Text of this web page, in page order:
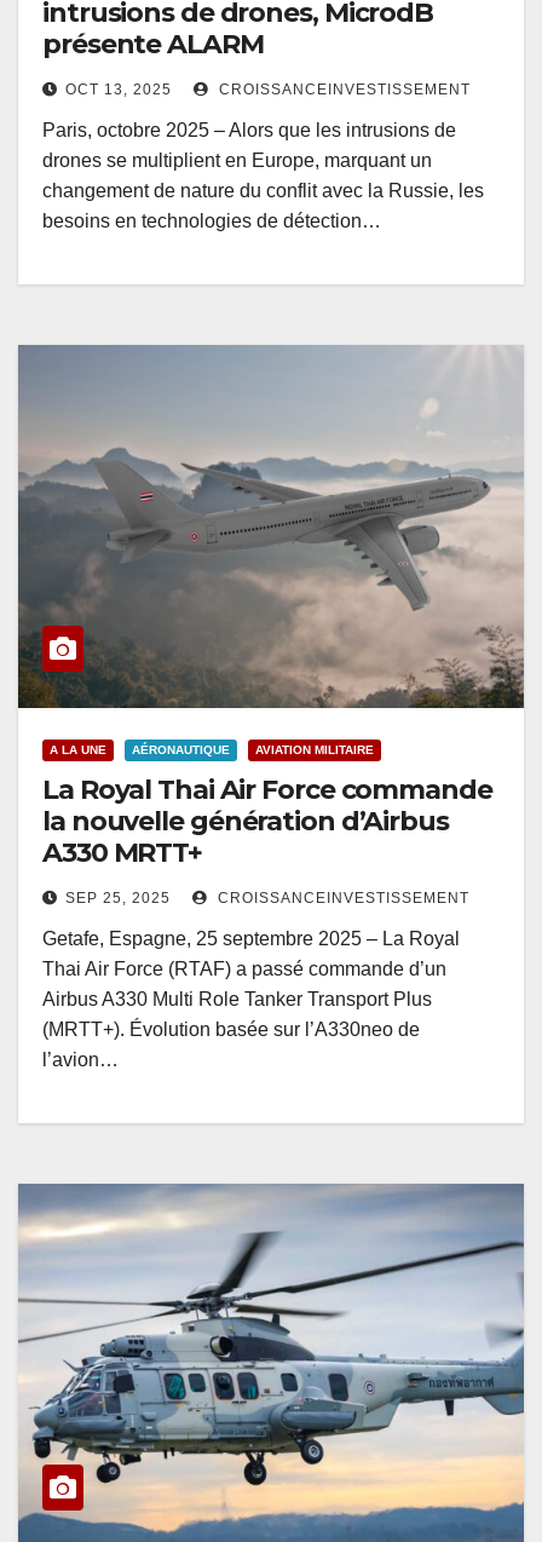
intrusions de drones, MicrodB
présente ALARM
OCT 13, 2025 CROISSANCEINVESTISSEMENT
Paris, octobre 2025 – Alors que les intrusions de
drones se multiplient en Europe, marquant un
changement de nature du conflit avec la Russie, les
besoins en technologies de détection…
A LA UNE AÉRONAUTIQUE AVIATION MILITAIRE
La Royal Thai Air Force commande
la nouvelle génération d’Airbus
A330 MRTT+
SEP 25, 2025 CROISSANCEINVESTISSEMENT
Getafe, Espagne, 25 septembre 2025 – La Royal
Thai Air Force (RTAF) a passé commande d’un
Airbus A330 Multi Role Tanker Transport Plus
(MRTT+). Évolution basée sur l’A330neo de
l’avion…